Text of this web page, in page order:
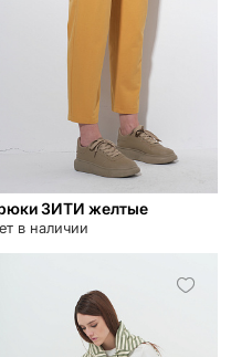
ЗИТИ желтые
в наличии